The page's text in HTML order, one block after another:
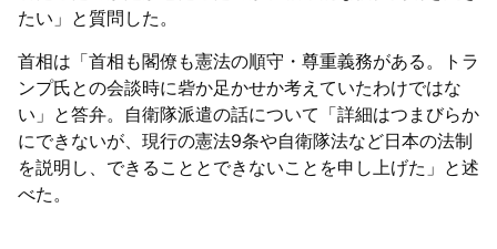
たい」と質問した。
首相は「首相も閣僚も憲法の順守・尊重義務がある。トラ
ンプ氏との会談時に砦か足かせか考えていたわけではな
い」と答弁。自衛隊派遣の話について「詳細はつまびらか
にできないが、現行の憲法9条や自衛隊法など日本の法制
を説明し、できることとできないことを申し上げた」と述
べた。